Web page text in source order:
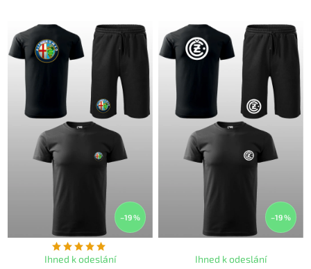
–19 %
Ihned k odeslání
–19 %
Ihned k odeslání